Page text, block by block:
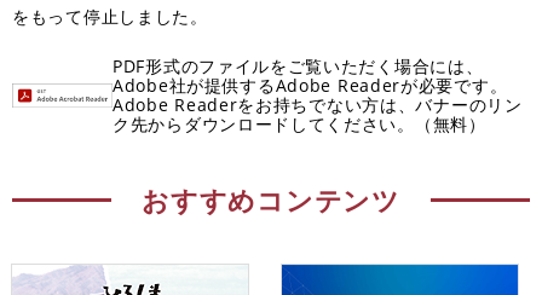
をもって停止しました。
PDF形式のファイルをご覧いただく場合には、
Adobe社が提供するAdobe Readerが必要です。
Adobe Readerをお持ちでない方は、バナーのリン
ク先からダウンロードしてください。（無料）
おすすめコンテンツ